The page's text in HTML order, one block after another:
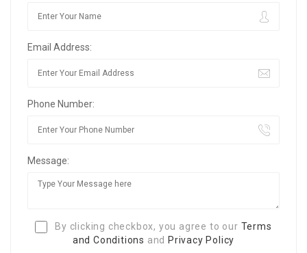
Email Address:
Phone Number:
Message:
By clicking checkbox, you agree to our Terms
and Conditions and Privacy Policy